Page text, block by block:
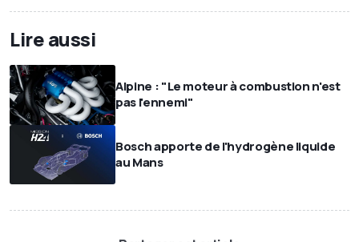
Lire aussi
Alpine : "Le moteur à combustion n'est
pas l'ennemi"
Bosch apporte de l'hydrogène liquide
au Mans